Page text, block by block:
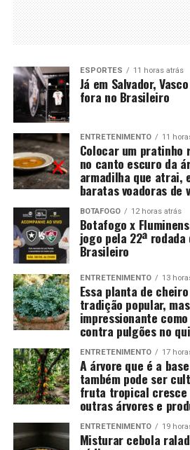
ESPORTES 11 horas atrás
Já em Salvador,
fora no Brasileiro
ENTRETENIMENTO 11
Colocar um pratinho
no canto escuro da
armadilha que atrai,
baratas voadoras de
BOTAFOGO 12 horas atrás
Botafogo x
jogo pela 22ª rodada
Brasileiro
ENTRETENIMENTO 13
Essa planta de
tradição popular,
impressionante
contra pulgões no
ENTRETENIMENTO 17
A árvore que é a
também pode ser
fruta tropical cresce
outras árvores e
ENTRETENIMENTO 19
Misturar cebola